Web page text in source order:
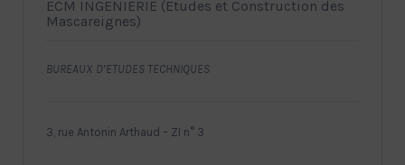
ECM INGENIERIE (Etudes et Construction des
Mascareignes)
BUREAUX D’ETUDES TECHNIQUES
3, rue Antonin Arthaud – ZI n° 3